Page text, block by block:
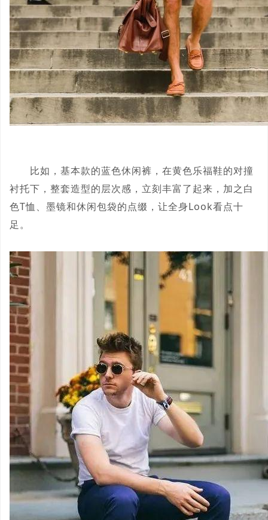
比如，基本款的蓝色休闲裤，在黄色乐福鞋的对撞
衬托下，整套造型的层次感，立刻丰富了起来，加之白
色T恤、墨镜和休闲包袋的点缀，让全身Look看点十
足。